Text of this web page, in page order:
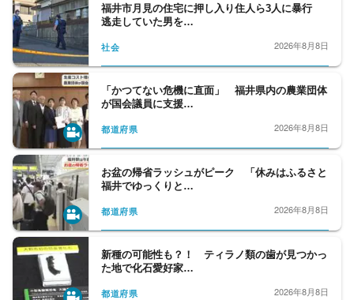
福井市月見の住宅に押し入り住人ら3人に暴行
逃走していた男を…
社会 2026年8月8日
「かつてない危機に直面」 福井県内の農業団体
が国会議員に支援…
都道府県 2026年8月8日
お盆の帰省ラッシュがピーク 「休みはふるさと
福井でゆっくりと…
都道府県 2026年8月8日
新種の可能性も？！ ティラノ類の歯が見つかっ
た地で化石愛好家…
都道府県 2026年8月8日